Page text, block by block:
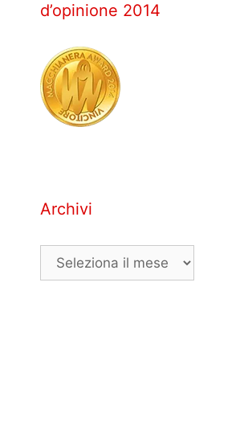
d’opinione 2014
Archivi
Archivi